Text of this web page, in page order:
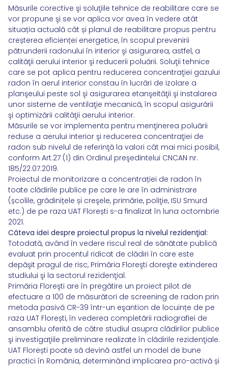
Măsurile corective şi soluţiile tehnice de reabilitare care se
vor propune şi se vor aplica vor avea în vedere atât
situația actuală cât și planul de reabilitare propus pentru
creșterea eficienței energetice, în scopul prevenirii
pătrunderii radonului în interior şi asigurarea, astfel, a
calităţii aerului interior şi reducerii poluării. Soluţii tehnice
care se pot aplica pentru reducerea concentraţiei gazului
radon în aerul interior constau în lucrări de izolare a
planşeului peste sol şi asigurarea etanşeităţii şi instalarea
unor sisteme de ventilaţie mecanică, în scopul asigurării
şi optimizării calităţii aerului interior.
Măsurile se vor implementa pentru menţinerea poluării
reduse a aerului interior şi reducerea concentraţiei de
radon sub nivelul de referinţă la valori cât mai mici posibil,
conform Art.27 (1) din Ordinul preşedintelui CNCAN nr.
185/22.07.2019.
Proiectul de monitorizare a concentrației de radon în
toate clădirile publice pe care le are în administrare
(școlile, grădinițele și creşele, primărie, poliţie, ISU Smurd
etc.) de pe raza UAT Florești s-a finalizat în luna octombrie
2021.
Câteva idei despre proiectul propus la nivelul rezidenţial:
Totodată, având în vedere riscul real de sănătate publică
evaluat prin procentul ridicat de clădiri în care este
depăşit pragul de risc, Primăria Floreşti doreşte extinderea
studiului şi la sectorul rezidenţial.
Primăria Floreşti are în pregătire un proiect pilot de
efectuare a 100 de măsurători de screening de radon prin
metoda pasivă CR-39 într-un eşantion de locuințe de pe
raza UAT Florești, în vederea completării radiografiei de
ansamblu oferită de către studiul asupra clădirilor publice
şi investigaţiile preliminare realizate în clădirile rezidenţiale.
UAT Florești poate să devină astfel un model de bune
practici în România, determinând implicarea pro-activă și